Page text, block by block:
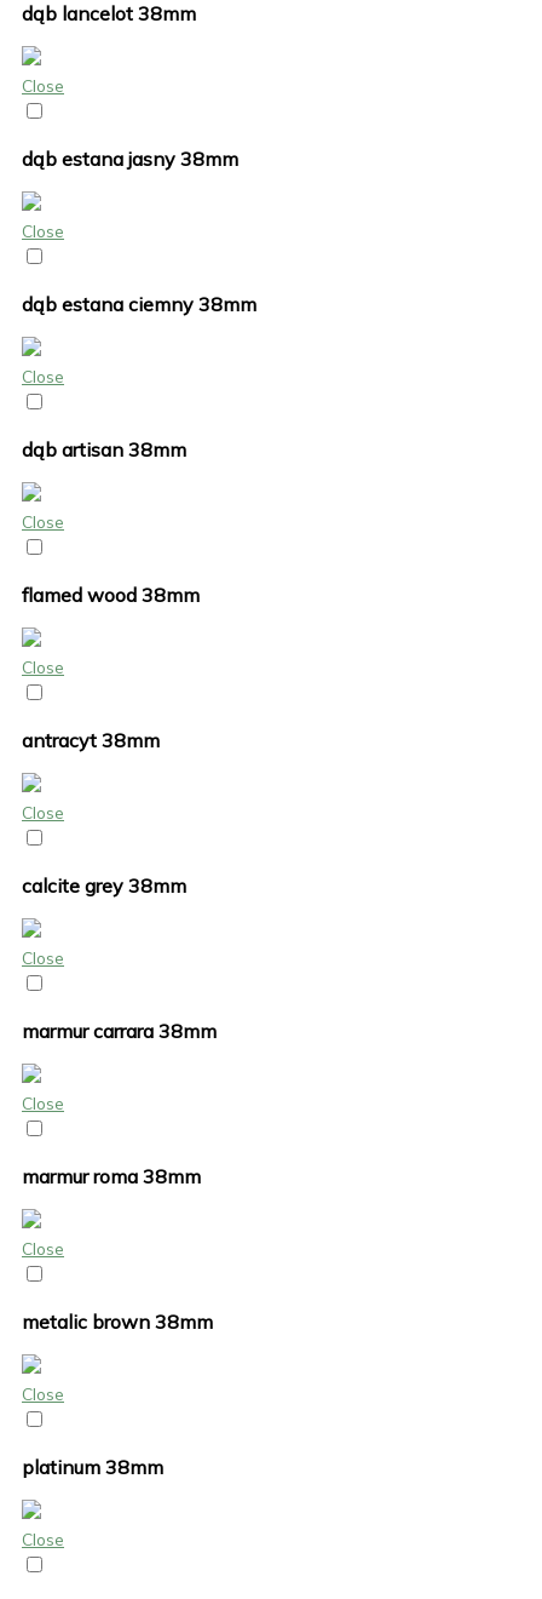
dąb lancelot 38mm
Close
dąb estana jasny 38mm
Close
dąb estana ciemny 38mm
Close
dąb artisan 38mm
Close
flamed wood 38mm
Close
antracyt 38mm
Close
calcite grey 38mm
Close
marmur carrara 38mm
Close
marmur roma 38mm
Close
metalic brown 38mm
Close
platinum 38mm
Close